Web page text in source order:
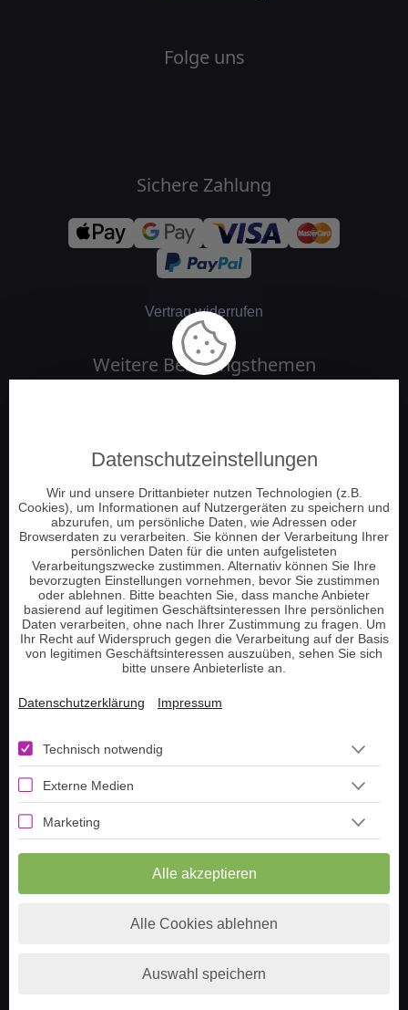
Folge uns
Sichere Zahlung
Vertrag widerrufen
Weitere Beratungsthemen
Jenseitskontakt
Schamanische Beratung
Numerologie
Tierkommunikation
Energie und Chakrenarbeit
Pendeln und Tensoren
Hellsehen am Telefon
Tarot Kartenlegen
Lenormand Kartenlegen
Telefonnummer aufladen
Lenormand Tageskarte
Livestream
Häufige Fragen
Über uns
Impressum
Datenschutzeinstellungen
Wir und unsere Drittanbieter nutzen Technologien (z.B.
Cookies), um Informationen auf Nutzergeräten zu speichern und
abzurufen, um persönliche Daten, wie Adressen oder
Browserdaten zu verarbeiten. Sie können der Verarbeitung Ihrer
persönlichen Daten für die unten aufgelisteten
Verarbeitungszwecke zustimmen. Alternativ können Sie Ihre
bevorzugten Einstellungen vornehmen, bevor Sie zustimmen
oder ablehnen. Bitte beachten Sie, dass manche Anbieter
basierend auf legitimen Geschäftsinteressen Ihre persönlichen
Daten verarbeiten, ohne nach Ihrer Zustimmung zu fragen. Um
Ihr Recht auf Widerspruch gegen die Verarbeitung auf der Basis
von legitimen Geschäftsinteressen auszuüben, sehen Sie sich
bitte unsere Anbieterliste an.
Datenschutzerklärung Impressum
Technisch notwendig
Externe Medien
Marketing
Alle akzeptieren
Alle Cookies ablehnen
Auswahl speichern